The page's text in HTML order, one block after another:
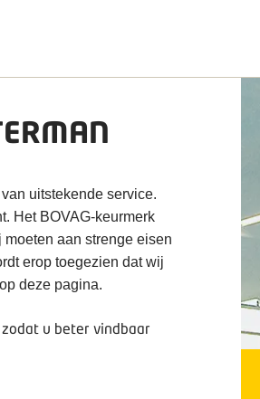
uitstekende service.
Het BOVAG-keurmerk
aan strenge eisen
erop toegezien dat wij
deze pagina.
u beter vindbaar